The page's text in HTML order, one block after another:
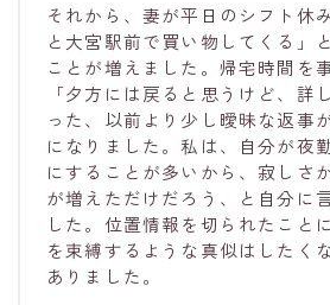
それから、妻が平日のシフト休
と大宮駅前で買い物してくる」
ことが増えました。帰宅時間を
「夕方には戻ると思うけど、詳
った、以前より少し曖昧な返事
になりました。私は、自分が夜
にすることが多いから、寂しさ
が増えただけだろう、と自分に
した。位置情報を切られたこと
を束縛するような真似はしたく
ありました。